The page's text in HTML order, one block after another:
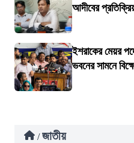
আদীবের
ইশরাকের মেয়র
ভবনের সামনে
/ জাতীয়